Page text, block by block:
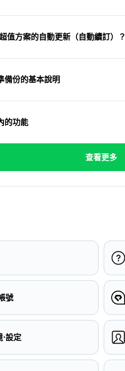
值方案的自動更新（自動續訂）？
備份的基本說明
的功能
查看更多
號
設定